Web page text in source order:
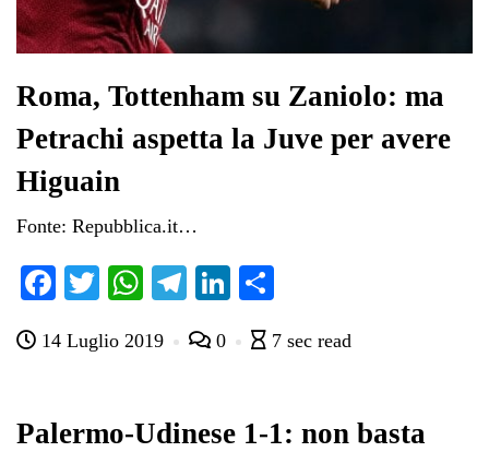
Roma, Tottenham su Zaniolo: ma
Petrachi aspetta la Juve per avere
Higuain
Fonte: Repubblica.it…
Fa
bo
T
tte
W
ts
pp
Te
gr
m
Li
ed di
di
14 Luglio 2019 0 7 sec read
Palermo-Udinese 1-1: non basta